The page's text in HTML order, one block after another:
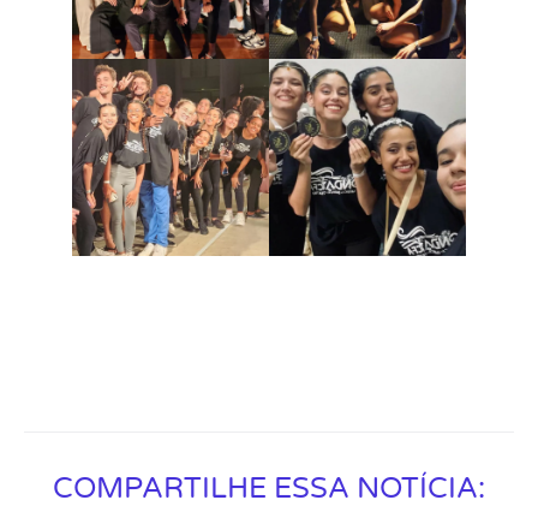
COMPARTILHE ESSA NOTÍCIA: